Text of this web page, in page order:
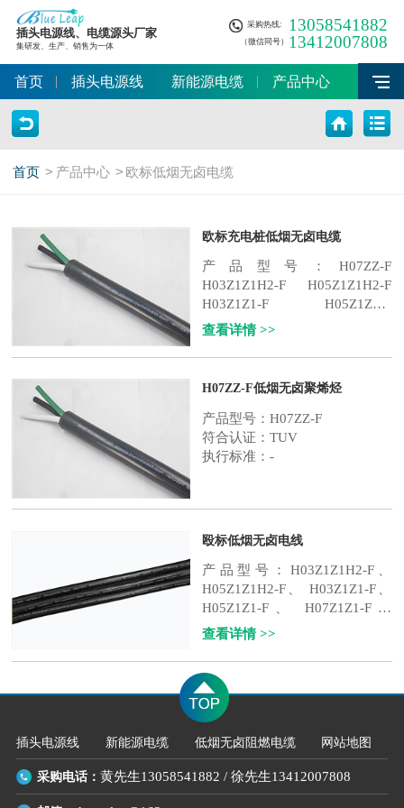
插头电源线、电缆源头厂家
集研发、生产、销售为一体
采购热线:
（微信同号）
13058541882
13412007808
首页 插头电源线 新能源电缆 产品中心
首页 > 产品中心 > 欧标低烟无卤电缆
欧标充电桩低烟无卤电缆
产品型号：H07ZZ-F
H03Z1Z1H2-F H05Z1Z1H2-F
H03Z1Z1-F H05Z1Z1-F
H07BZ5-F
符合认证：TUV <...
查看详情 >>
H07ZZ-F低烟无卤聚烯烃
产品型号：H07ZZ-F
符合认证：TUV
执行标准：-
殴标低烟无卤电线
产品型号：H03Z1Z1H2-F、
H05Z1Z1H2-F、 H03Z1Z1-F、
H05Z1Z1-F、 H07Z1Z1-F、
H05GG-F
...
查看详情 >>
插头电源线 新能源电缆 低烟无卤阻燃电缆 网站地图
采购电话：黄先生13058541882 /徐先生13412007808